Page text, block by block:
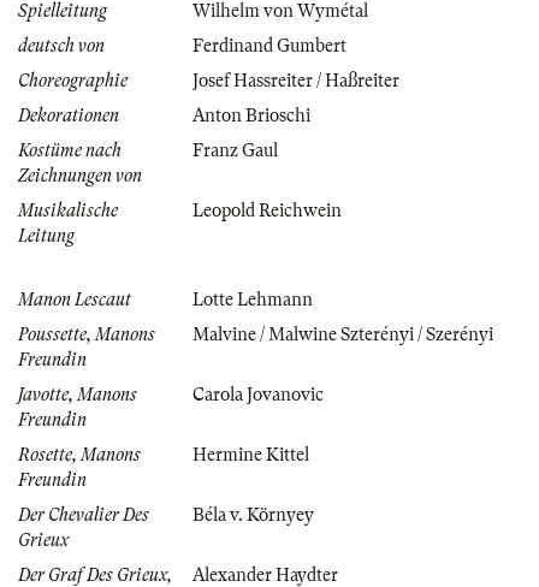
Spielleitung
Wilhelm von Wymétal
deutsch von
Ferdinand Gumbert
Choreographie
Josef Hassreiter / Haßreiter
Dekorationen
Anton Brioschi
Kostüme nach
Zeichnungen von
Franz Gaul
Musikalische
Leitung
Leopold Reichwein
Manon Lescaut
Lotte Lehmann
Poussette, Manons
Freundin
Malvine / Malwine Szterényi / Szerényi
Javotte, Manons
Freundin
Carola Jovanovic
Rosette, Manons
Freundin
Hermine Kittel
Der Chevalier Des
Grieux
Béla v. Környey
Der Graf Des Grieux,
Alexander Haydter